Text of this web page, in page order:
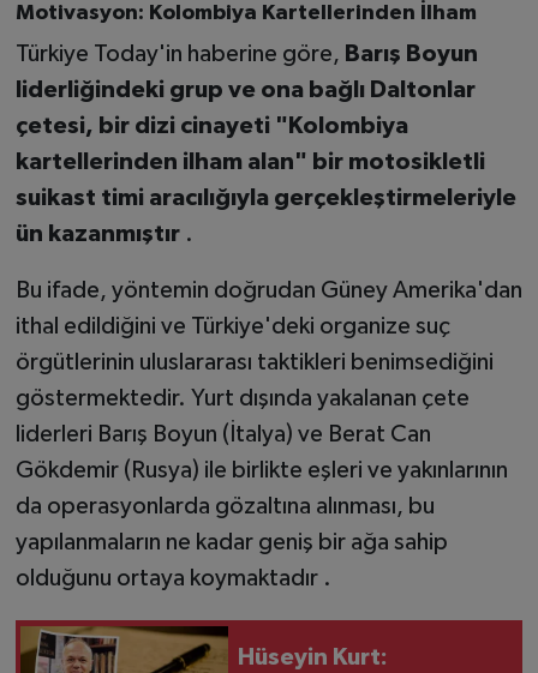
Motivasyon: Kolombiya Kartellerinden İlham
Türkiye Today'in haberine göre, Barış Boyun
liderliğindeki grup ve ona bağlı Daltonlar
çetesi, bir dizi cinayeti "Kolombiya
kartellerinden ilham alan" bir motosikletli
suikast timi aracılığıyla gerçekleştirmeleriyle
ün kazanmıştır.
Bu ifade, yöntemin doğrudan Güney Amerika'dan
ithal edildiğini ve Türkiye'deki organize suç
örgütlerinin uluslararası taktikleri benimsediğini
göstermektedir. Yurt dışında yakalanan çete
liderleri Barış Boyun (İtalya) ve Berat Can
Gökdemir (Rusya) ile birlikte eşleri ve yakınlarının
da operasyonlarda gözaltına alınması, bu
yapılanmaların ne kadar geniş bir ağa sahip
olduğunu ortaya koymaktadır .
Hüseyin Kurt: